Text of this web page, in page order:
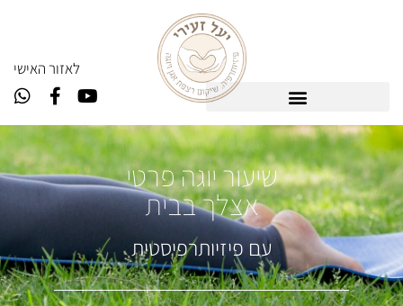
לאזור האישי
שיעור יוגה פרטי
אצלך בבית
עם פיזיותרפיסטית